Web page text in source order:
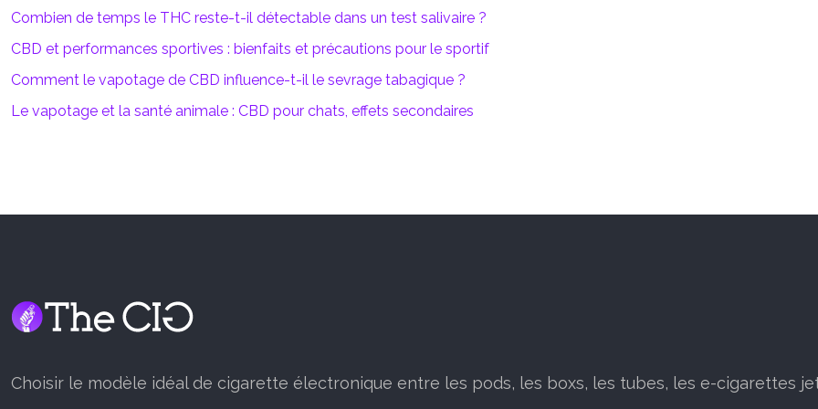
Combien de temps le THC reste-t-il détectable dans un test salivaire ?
CBD et performances sportives : bienfaits et précautions pour le sportif
Comment le vapotage de CBD influence-t-il le sevrage tabagique ?
Le vapotage et la santé animale : CBD pour chats, effets secondaires
Choisir le modèle idéal de cigarette électronique entre les pods, les boxs, les tubes, les e-cigarettes